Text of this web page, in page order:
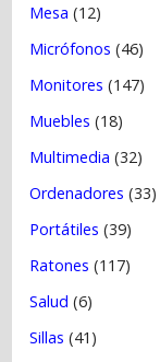
Mesa (12)
Micrófonos (46)
Monitores (147)
Muebles (18)
Multimedia (32)
Ordenadores (33)
Portátiles (39)
Ratones (117)
Salud (6)
Sillas (41)